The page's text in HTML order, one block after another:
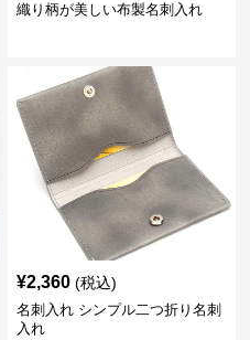
織り柄が美しい布製名刺入れ
¥2,360 (税込)
名刺入れ シンプル二つ折り名刺
入れ